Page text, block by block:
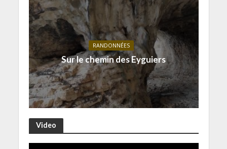
RANDONNÉES
Sur le chemin des Eyguiers
Video